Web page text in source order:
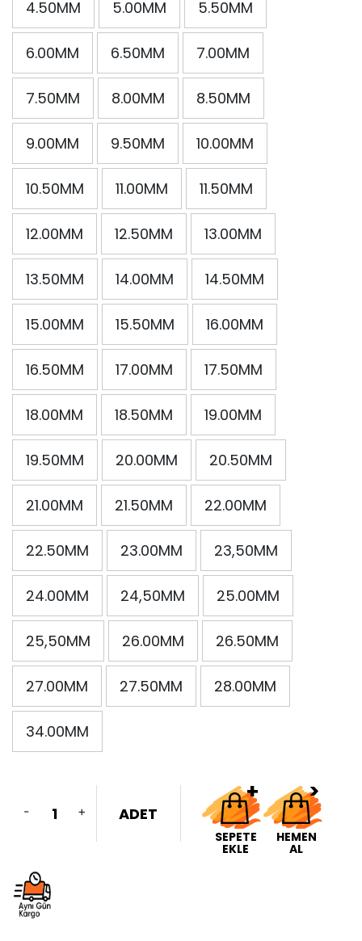
4.50MM 5.00MM 5.50MM
6.00MM 6.50MM 7.00MM
7.50MM 8.00MM 8.50MM
9.00MM 9.50MM 10.00MM
10.50MM 11.00MM 11.50MM
12.00MM 12.50MM 13.00MM
13.50MM 14.00MM 14.50MM
15.00MM 15.50MM 16.00MM
16.50MM 17.00MM 17.50MM
18.00MM 18.50MM 19.00MM
19.50MM 20.00MM 20.50MM
21.00MM 21.50MM 22.00MM
22.50MM 23.00MM 23,50MM
24.00MM 24,50MM 25.00MM
25,50MM 26.00MM 26.50MM
27.00MM 27.50MM 28.00MM
34.00MM
- + ADET
SEPETE
EKLE
HEMEN
AL